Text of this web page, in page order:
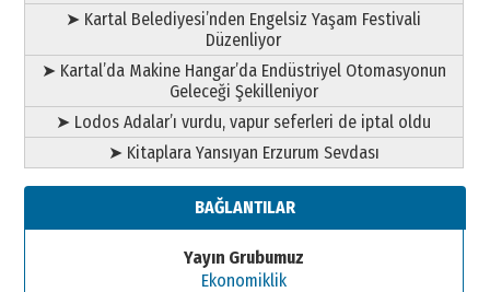
➤ Kartal Belediyesi’nden Engelsiz Yaşam Festivali
Düzenliyor
➤ Kartal’da Makine Hangar’da Endüstriyel Otomasyonun
Geleceği Şekilleniyor
➤ Lodos Adalar’ı vurdu, vapur seferleri de iptal oldu
➤ Kitaplara Yansıyan Erzurum Sevdası
BAĞLANTILAR
Yayın Grubumuz
Ekonomiklik